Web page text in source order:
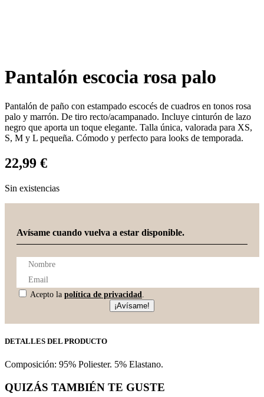
Pantalón escocia rosa palo
Pantalón de paño con estampado escocés de cuadros en tonos rosa
palo y marrón. De tiro recto/acampanado. Incluye cinturón de lazo
negro que aporta un toque elegante. Talla única, valorada para XS,
S, M y L pequeña. Cómodo y perfecto para looks de temporada.
22,99 €
Sin existencias
Avísame cuando vuelva a estar disponible.
Acepto la política de privacidad.
¡Avísame!
DETALLES DEL PRODUCTO
Composición: 95% Poliester. 5% Elastano.
QUIZÁS TAMBIÉN TE GUSTE